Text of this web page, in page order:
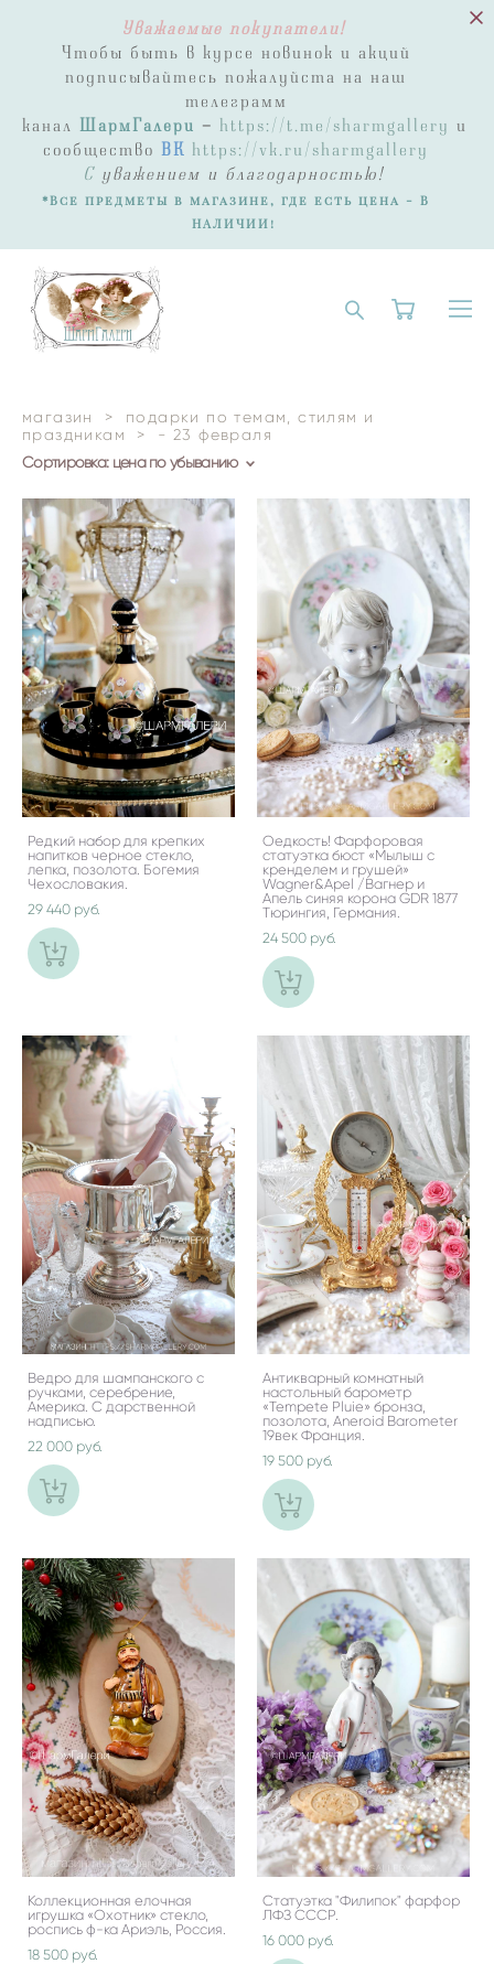
Уважаемые покупатели!
Чтобы быть в курсе новинок и акций
подписывайтесь пожалуйста на наш
телеграмм
канал ШармГалери - https://t.me/sharmgallery и
сообщество ВК https://vk.ru/sharmgallery
Суважением и благодарностью!
*Все предметы в магазине, где есть цена - В
НАЛИЧИИ!
магазин >
подарки по темам, стилям и
праздникам
>
- 23 февраля
Сортировка: цена по убыванию
Редкий набор для крепких
напитков черное стекло,
лепка, позолота. Богемия
Чехословакия.
29 440 pуб.
Оедкость! Фарфоровая
статуэтка бюст «Мылыш с
кренделем и грушей»
Wagner&Apel /Вагнер и
Апель синяя корона GDR 1877
Тюрингия, Германия.
24 500 pуб.
Ведро для шампанского с
ручками, серебрение,
Америка. С дарственной
надписью.
22 000 pуб.
Антикварный комнатный
настольный барометр
«Tempete Pluie» бронза,
позолота, Aneroid Barometer
19век Франция.
19 500 pуб.
Коллекционная елочная
игрушка «Охотник» стекло,
роспись ф-ка Ариэль, Россия.
18 500 pуб.
Статуэтка "Филипок" фарфор
ЛФЗ СССР.
16 000 pуб.